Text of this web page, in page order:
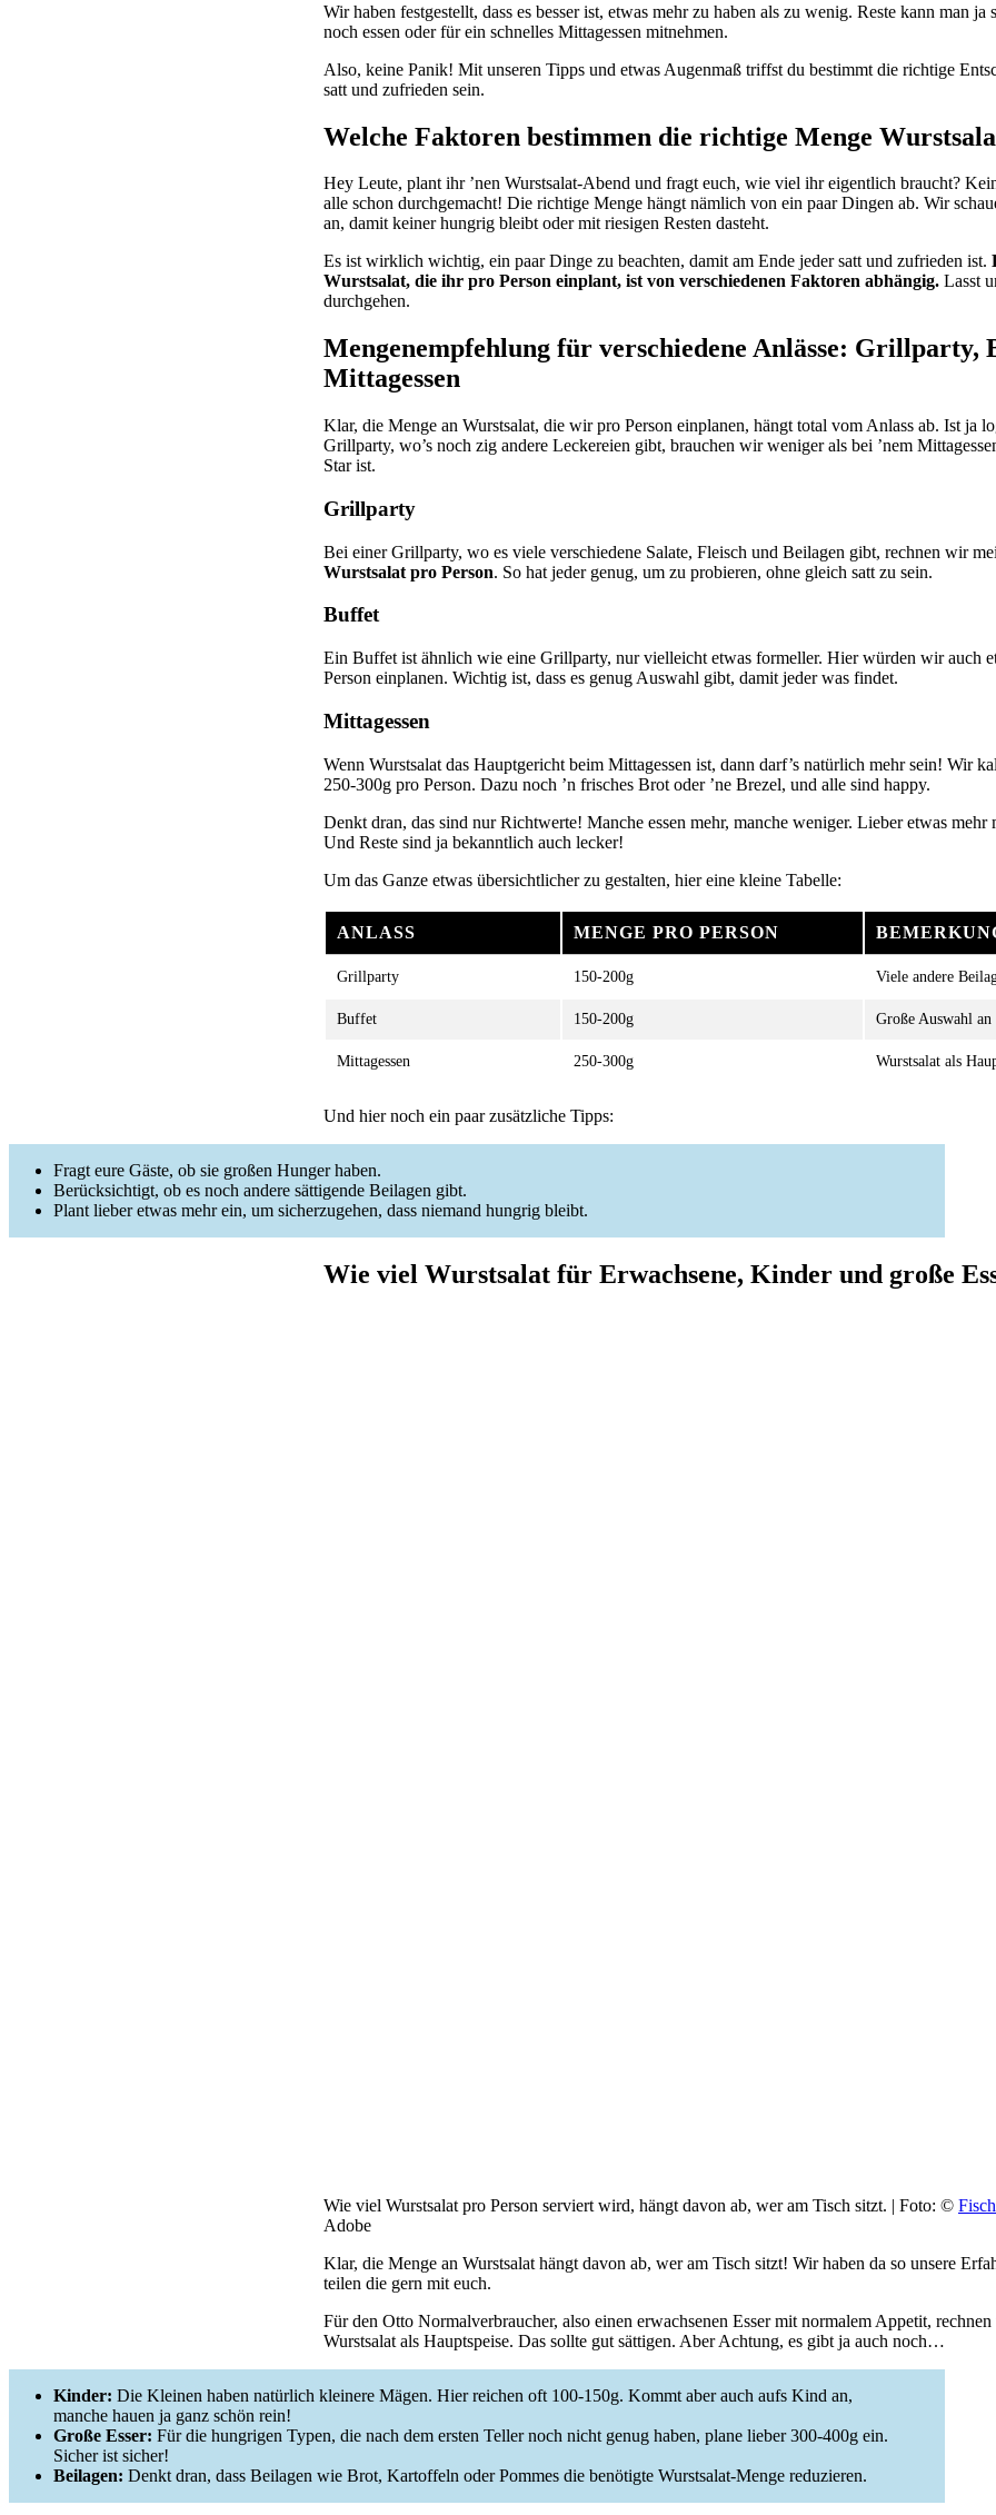
Wir haben festgestellt, dass es besser ist, etwas mehr zu haben als zu wenig. Reste kann man ja
noch essen oder für ein schnelles Mittagessen mitnehmen.
Also, keine Panik! Mit unseren Tipps und etwas Augenmaß triffst du bestimmt die richtige
satt und zufrieden sein.
Welche Faktoren bestimmen die richtige Menge
Hey Leute, plant ihr ’nen Wurstsalat-Abend und fragt euch, wie viel ihr eigentlich braucht?
alle schon durchgemacht! Die richtige Menge hängt nämlich von ein paar Dingen ab. Wir
an, damit keiner hungrig bleibt oder mit riesigen Resten dasteht.
Es ist wirklich wichtig, ein paar Dinge zu beachten, damit am Ende jeder satt und zufrieden ist.
Wurstsalat, die ihr pro Person einplant, ist von verschiedenen Faktoren abhängig. Lasst
durchgehen.
Mengenempfehlung für verschiedene Anlässe: Grillparty,
Mittagessen
Klar, die Menge an Wurstsalat, die wir pro Person einplanen, hängt total vom Anlass ab. Ist ja
Grillparty, wo’s noch zig andere Leckereien gibt, brauchen wir weniger als bei ’nem
Star ist.
Grillparty
Bei einer Grillparty, wo es viele verschiedene Salate, Fleisch und Beilagen gibt, rechnen wir
Wurstsalat pro Person. So hat jeder genug, um zu probieren, ohne gleich satt zu sein.
Buffet
Ein Buffet ist ähnlich wie eine Grillparty, nur vielleicht etwas formeller. Hier würden wir auch
Person einplanen. Wichtig ist, dass es genug Auswahl gibt, damit jeder was findet.
Mittagessen
Wenn Wurstsalat das Hauptgericht beim Mittagessen ist, dann darf’s natürlich mehr sein! Wir
250-300g pro Person. Dazu noch ’n frisches Brot oder ’ne Brezel, und alle sind happy.
Denkt dran, das sind nur Richtwerte! Manche essen mehr, manche weniger. Lieber etwas mehr
Und Reste sind ja bekanntlich auch lecker!
Um das Ganze etwas übersichtlicher zu gestalten, hier eine kleine Tabelle:
ANLASS MENGE PRO PERSON
Grillparty 150-200g Viele andere
Buffet 150-200g Große Auswahl an
Mittagessen 250-300g Wurstsalat als
Und hier noch ein paar zusätzliche Tipps:
Fragt eure Gäste, ob sie großen Hunger haben.
Berücksichtigt, ob es noch andere sättigende Beilagen gibt.
Plant lieber etwas mehr ein, um sicherzugehen, dass niemand hungrig bleibt.
Wie viel Wurstsalat für Erwachsene, Kinder und große
Wie viel Wurstsalat pro Person serviert wird, hängt davon ab, wer am Tisch sitzt. | Foto: ©
Adobe
Klar, die Menge an Wurstsalat hängt davon ab, wer am Tisch sitzt! Wir haben da so unsere
teilen die gern mit euch.
Für den Otto Normalverbraucher, also einen erwachsenen Esser mit normalem Appetit,
Wurstsalat als Hauptspeise. Das sollte gut sättigen. Aber Achtung, es gibt ja auch noch…
Kinder: Die Kleinen haben natürlich kleinere Mägen. Hier reichen oft 100-150g. Kommt aber auch aufs Kind an,
manche hauen ja ganz schön rein!
Große Esser: Für die hungrigen Typen, die nach dem ersten Teller noch nicht genug haben, plane lieber 300-400g ein.
Sicher ist sicher!
Beilagen: Denkt dran, dass Beilagen wie Brot, Kartoffeln oder Pommes die benötigte Wurstsalat-Menge reduzieren.